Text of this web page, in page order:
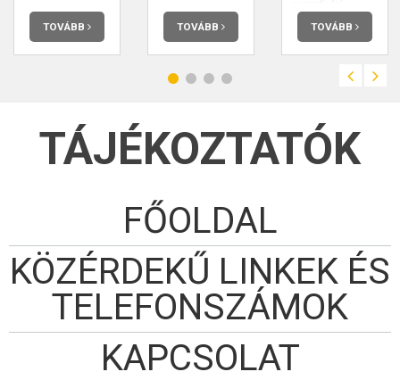
TOVÁBB TOVÁBB
viseletben többnyire
hangszeres
kísérettel.
TOVÁBB
TÁJÉKOZTATÓK
FŐOLDAL
KÖZÉRDEKŰ LINKEK ÉS
TELEFONSZÁMOK
KAPCSOLAT